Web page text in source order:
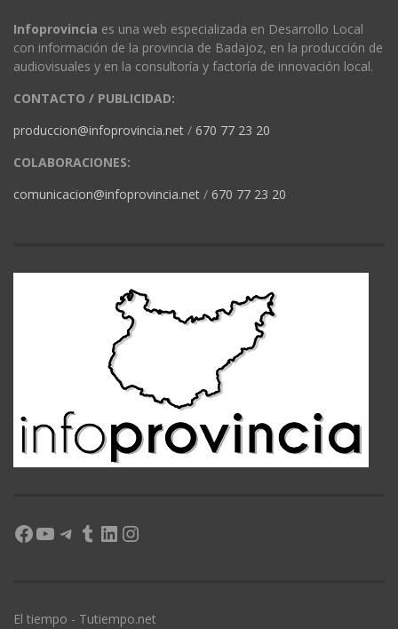
Infoprovincia es una web especializada en Desarrollo Local
con información de la provincia de Badajoz, en la producción de
audiovisuales y en la consultoría y factoría de innovación local.
CONTACTO / PUBLICIDAD:
produccion@infoprovincia.net / 670 77 23 20
COLABORACIONES:
comunicacion@infoprovincia.net / 670 77 23 20
Facebook
YouTube
Telegram
Tumblr
LinkedIn
Instagram
El tiempo - Tutiempo.net